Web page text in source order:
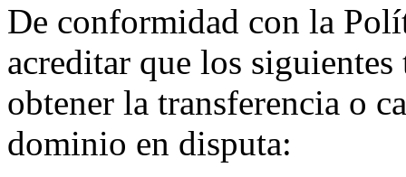
De conformidad con la
acreditar que los
obtener la transferencia o
dominio en disputa: